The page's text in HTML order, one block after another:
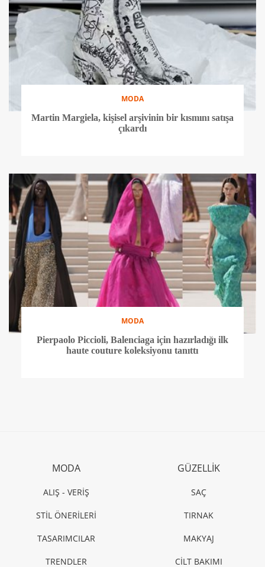
MODA
Martin Margiela, kişisel arşivinin bir kısmını satışa
çıkardı
MODA
Pierpaolo Piccioli, Balenciaga için hazırladığı ilk
haute couture koleksiyonu tanıttı
MODA
ALIŞ - VERİŞ
STİL ÖNERİLERİ
TASARIMCILAR
TRENDLER
GÜZELLİK
SAÇ
TIRNAK
MAKYAJ
CİLT BAKIMI